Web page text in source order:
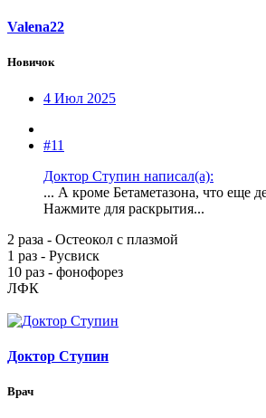
Valena22
Новичок
4 Июл 2025
#11
Доктор Ступин написал(а):
... А кроме Бетаметазона, что еще
Нажмите для раскрытия...
2 раза - Остеокол с плазмой
1 раз - Русвиск
10 раз - фонофорез
ЛФК
Доктор Ступин
Врач